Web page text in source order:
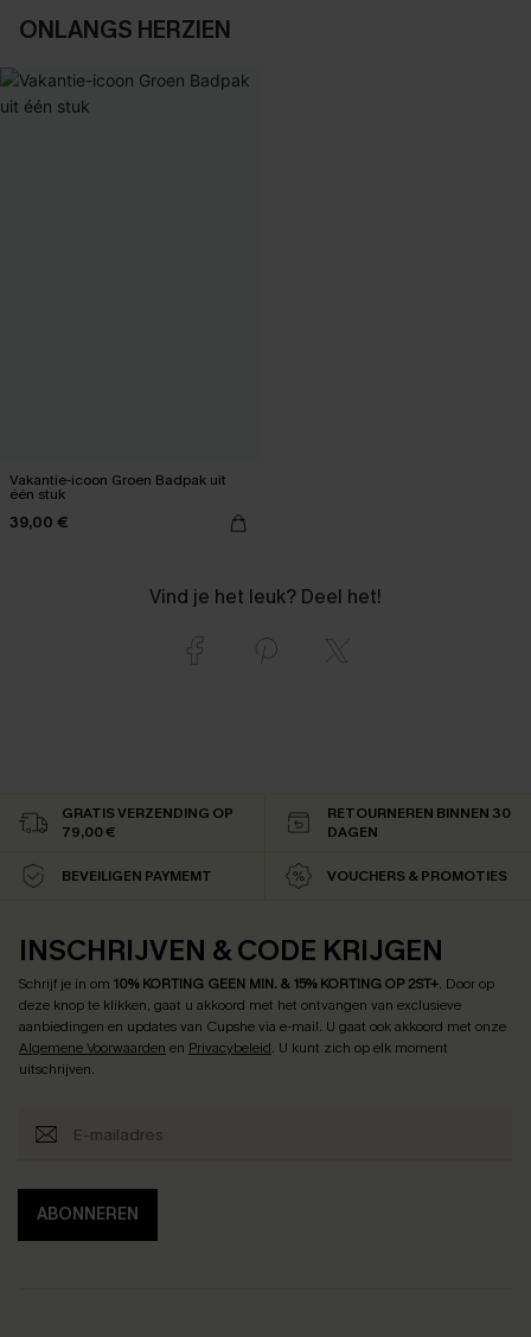
ONLANGS HERZIEN
Vakantie-icoon Groen Badpak uit
één stuk
39,00 €
Vind je het leuk? Deel het!
GRATIS VERZENDING OP
79,00 €
RETOURNEREN BINNEN 30
DAGEN
BEVEILIGEN PAYMEMT VOUCHERS & PROMOTIES
INSCHRIJVEN & CODE KRIJGEN
Schrijf je in om 10% KORTING GEEN MIN. & 15% KORTING OP 2ST+. Door op
deze knop te klikken, gaat u akkoord met het ontvangen van exclusieve
aanbiedingen en updates van Cupshe via e-mail. U gaat ook akkoord met onze
Algemene Voorwaarden en Privacybeleid. U kunt zich op elk moment
uitschrijven.
ABONNEREN